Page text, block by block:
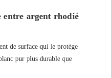
entre argent rhodié
de surface qui le protège
pur plus durable que